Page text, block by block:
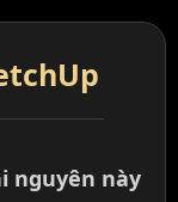
nguyên này